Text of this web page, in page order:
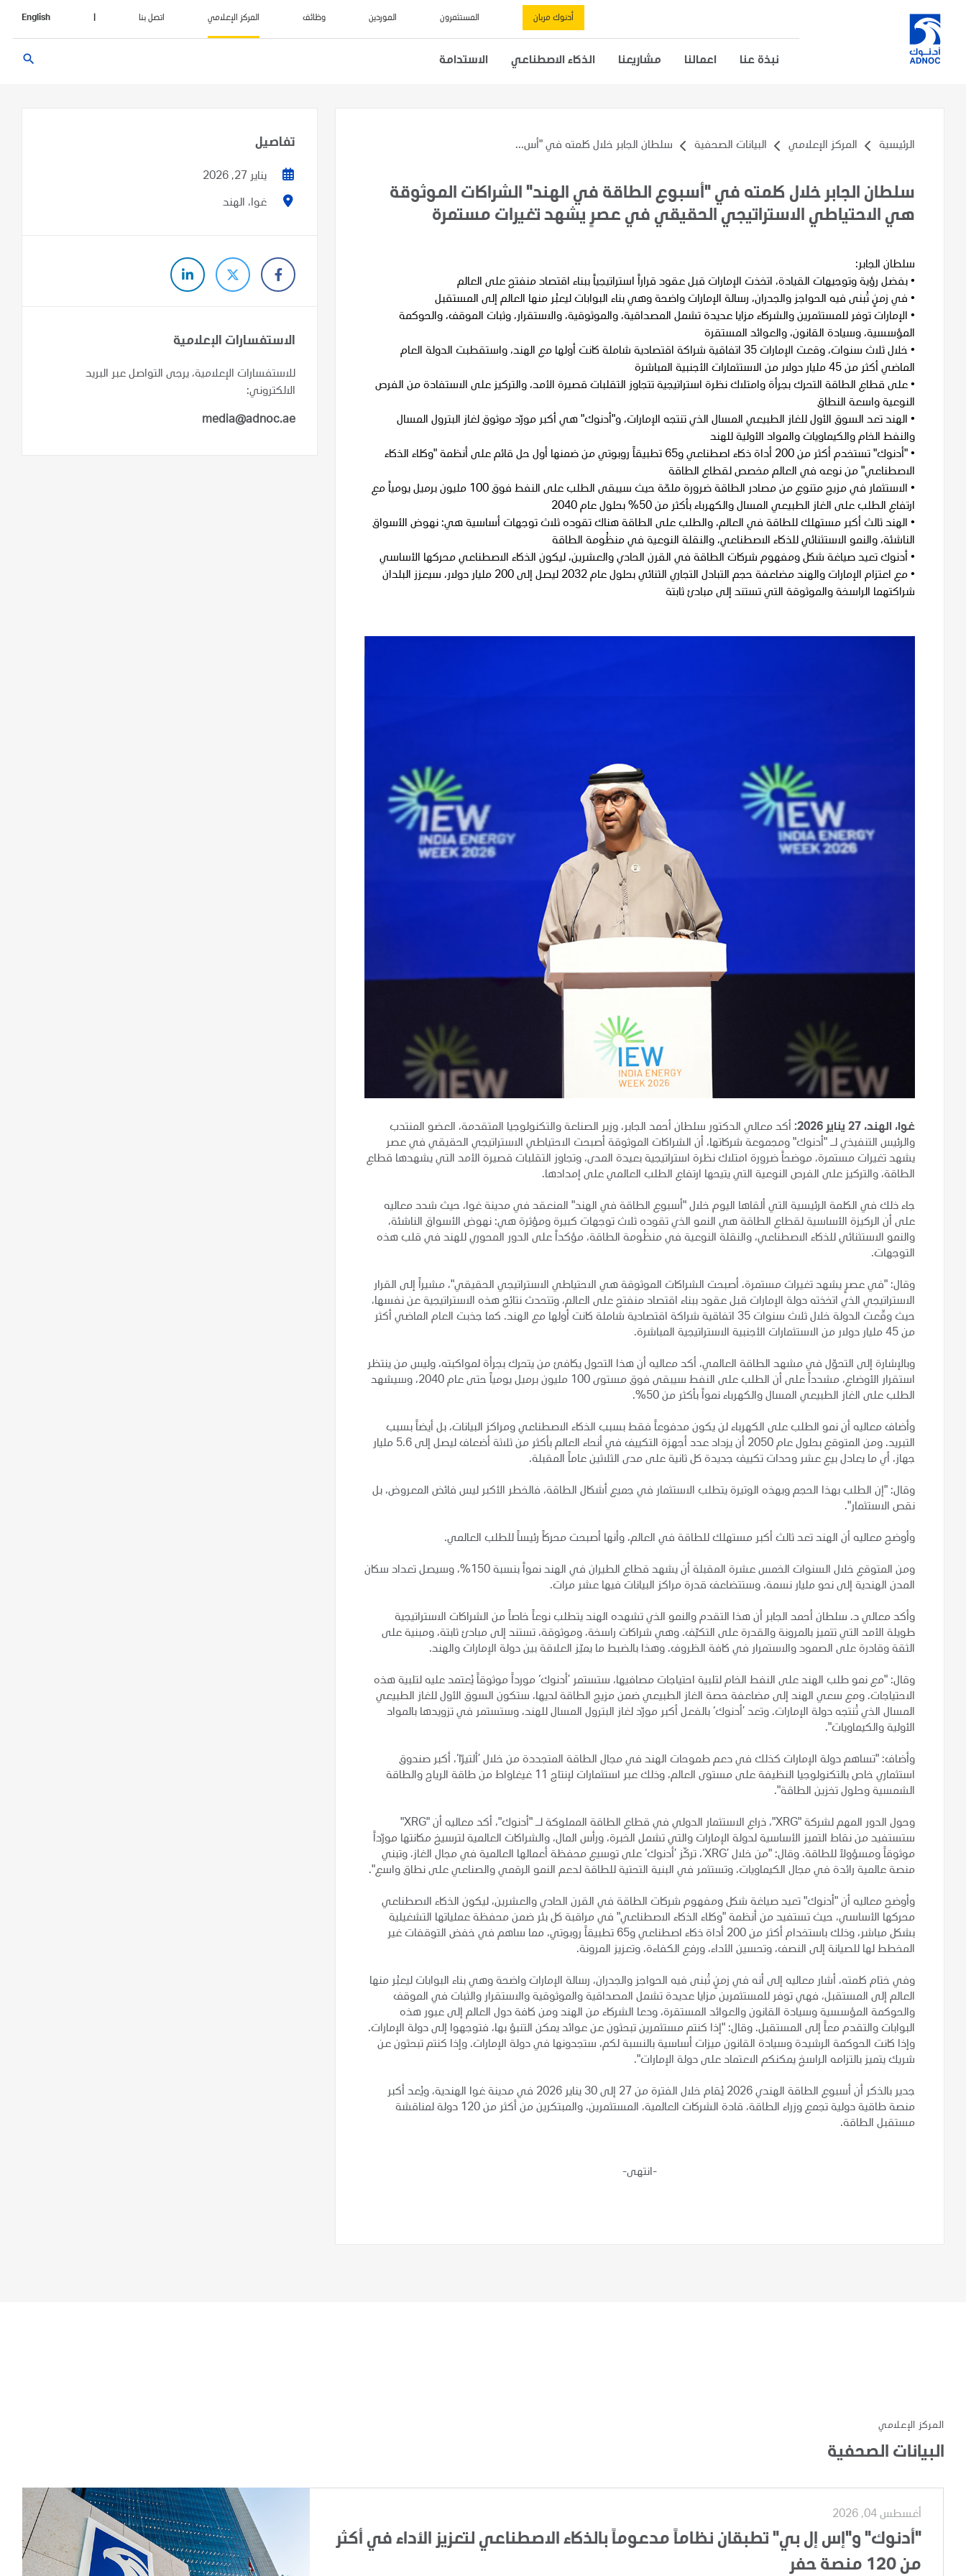
أدنوك مربان المستثمرون الموردين وظائف المركز الإعلامي اتصل بنا English
نبذة عنا اعمالنا مشاريعنا الذكاء الاصطناعي الاستدامة search
الرئيسية المركز الإعلامي البيانات الصحفية سلطان الجابر خلال كلمته في "أس...
سلطان الجابر خلال كلمته في "أسبوع الطاقة في الهند" الشراكات الموثوقة
هي الاحتياطي الاستراتيجي الحقيقي في عصرٍ يشهد تغيرات مستمرة
سلطان الجابر:
• بفضل رؤية وتوجيهات القيادة، اتخذت الإمارات قبل عقود قراراً استراتيجياً ببناء اقتصاد منفتح على العالم
• في زمنٍ تُبنى فيه الحواجز والجدران، رسالة الإمارات واضحة وهي بناء البوابات ليعبُر منها العالم إلى المستقبل
• الإمارات توفر للمستثمرين والشركاء مزايا عديدة تشمل المصداقية، والموثوقية، والاستقرار، وثبات الموقف، والحوكمة
المؤسسية، وسيادة القانون، والعوائد المستقرة
•
خلال ثلاث سنوات، وقعت الإمارات 35 اتفاقية شراكة اقتصادية شاملة كانت أولها مع الهند، واستقطبت الدولة العام
الماضي أكثر من 45 مليار دولار من الاستثمارات الأجنبية المباشرة
• على قطاع الطاقة التحرك بجرأة وامتلاك نظرة استراتيجية تتجاوز التقلبات قصيرة الأمد، والتركيز على الاستفادة من الفرص
النوعية واسعة النطاق
• الهند تعد السوق الأول للغاز الطبيعي المسال الذي تنتجه الإمارات، و"أدنوك" هي أكبر مورّد موثوق لغاز البترول المسال
والنفط الخام والكيماويات والمواد الأولية للهند
•
"أدنوك" تستخدم أكثر من 200 أداة ذكاء اصطناعي و65 تطبيقاً روبوتي من ضمنها أول حل قائم على أنظمة "وكلاء الذكاء
الاصطناعي" من نوعه في العالم مخصص لقطاع الطاقة
•
الاستثمار في مزيج متنوع من مصادر الطاقة ضرورة ملحّة حيث سيبقى الطلب على النفط فوق 100 مليون برميل يومياً مع
ارتفاع الطلب على الغاز الطبيعي المسال والكهرباء بأكثر من 50% بحلول عام 2040
• الهند ثالث أكبر مستهلك للطاقة في العالم، والطلب على الطاقة هناك تقوده ثلاث توجهات أساسية هي: نهوض الأسواق
الناشئة، والنمو الاستثنائي للذكاء الاصطناعي، والنقلة النوعية في منظُومة الطاقة
• أدنوك تعيد صياغة شكل ومفهوم شركات الطاقة في القرن الحادي والعشرين، ليكون الذكاء الاصطناعي محركها الأساسي
•
مع اعتزام الإمارات والهند مضاعفة حجم التبادل التجاري الثنائي بحلول عام 2032 ليصل إلى 200 مليار دولار، سيعزز البلدان
شراكتهما الراسخة والموثوقة التي تستند إلى مبادئ ثابتة
غوا، الهند، 27 يناير 2026:
أكد معالي الدكتور سلطان أحمد الجابر، وزير الصناعة والتكنولوجيا المتقدمة، العضو المنتدب
والرئيس التنفيذي لـ "أدنوك" ومجموعة شركاتها، أن الشراكات الموثوقة أصبحت الاحتياطي الاستراتيجي الحقيقي في عصر
يشهد تغيرات مستمرة، موضحاً ضرورة امتلاك نظرة استراتيجية بعيدة المدى، وتجاوز التقلبات قصيرة الأمد التي يشهدها قطاع
الطاقة، والتركيز على الفرص النوعية التي يتيحها ارتفاع الطلب العالمي على إمدادها.
جاء ذلك في الكلمة الرئيسية التي ألقاها اليوم خلال "أسبوع الطاقة في الهند" المنعقد في مدينة غوا، حيث شدد معاليه
على أن الركيزة الأساسية لقطاع الطاقة هي النمو الذي تقوده ثلاث توجهات كبيرة ومؤثرة هي: نهوض الأسواق الناشئة،
والنمو الاستثنائي للذكاء الاصطناعي، والنقلة النوعية في منظُومة الطاقة، مؤكداً على الدور المحوري للهند في قلب هذه
التوجهات.
وقال: "في عصرٍ يشهد تغيرات مستمرة، أصبحت الشراكات الموثوقة هي الاحتياطي الاستراتيجي الحقيقي"، مشيراً إلى القرار
الاستراتيجي الذي اتخذته دولة الإمارات قبل عقود ببناء اقتصاد منفتح على العالم، وتتحدث نتائج هذه الاستراتيجية عن نفسها،
حيث وقّعت الدولة خلال ثلاث سنوات 35 اتفاقية شراكة اقتصادية شاملة كانت أولها مع الهند. كما جذبت العام الماضي أكثر
من 45 مليار دولار من الاستثمارات الأجنبية الاستراتيجية المباشرة.
وبالإشارة إلى التحوّل في مشهد الطاقة العالمي، أكد معاليه أن هذا التحول يكافئ من يتحرك بجرأة لمواكبته، وليس من ينتظر
استقرار الأوضاع، مشدداً على أن الطلب على النفط سيبقى فوق مستوى 100 مليون برميل يومياً حتى عام 2040، وسيشهد
الطلب على الغاز الطبيعي المسال والكهرباء نمواً بأكثر من 50%.
وأضاف معاليه أن نمو الطلب على الكهرباء لن يكون مدفوعاً فقط بسبب الذكاء الاصطناعي ومراكز البيانات، بل أيضاً بسبب
التبريد. ومن المتوقع بحلول عام 2050 أن يزداد عدد أجهزة التكييف في أنحاء العالم بأكثر من ثلاثة أضعاف ليصل إلى 5.6 مليار
جهاز، أي ما يعادل بيع عشر وحدات تكييف جديدة كل ثانية على مدى الثلاثين عاماً المقبلة.
وقال: "إن الطلب بهذا الحجم وبهذه الوتيرة يتطلب الاستثمار في جميع أشكال الطاقة، فالخطر الأكبر ليس فائض المعروض، بل
نقص الاستثمار".
وأوضح معاليه أن الهند تعد ثالث أكبر مستهلك للطاقة في العالم، وأنها أصبحت محركاً رئيساً للطلب العالمي.
ومن المتوقع خلال السنوات الخمس عشرة المقبلة أن يشهد قطاع الطيران في الهند نمواً بنسبة 150%، وسيصل تعداد سكان
المدن الهندية إلى نحو مليار نسمة، وستتضاعف قدرة مراكز البيانات فيها عشر مرات.
وأكد معالي د. سلطان أحمد الجابر أن هذا التقدم والنمو الذي تشهده الهند يتطلب نوعاً خاصاً من الشراكات الاستراتيجية
طويلة الأمد التي تتميز بالمرونة والقدرة على التكيّف. وهي شراكات راسخة، وموثوقة، تستند إلى مبادئ ثابتة، ومبنية على
الثقة وقادرة على الصمود والاستمرار في كافة الظروف. وهذا بالضبط ما يميّز العلاقة بين دولة الإمارات والهند.
وقال: "مع نمو طلب الهند على النفط الخام لتلبية احتياجات مصافيها، ستستمر ’أدنوك‘ مورداً موثوقاً يُعتمد عليه لتلبية هذه
الاحتياجات. ومع سعي الهند إلى مضاعفة حصة الغاز الطبيعي ضمن مزيج الطاقة لديها، ستكون السوق الأول للغاز الطبيعي
المسال الذي تُنتجه دولة الإمارات. وتعد ’أدنوك‘ بالفعل أكبر مورّد لغاز البترول المسال للهند، وستستمر في تزويدها بالمواد
الأولية والكيماويات".
وأضاف: "تساهم دولة الإمارات كذلك في دعم طموحات الهند في مجال الطاقة المتجددة من خلال ’ألتيرّا‘، أكبر صندوق
استثماري خاص بالتكنولوجيا النظيفة على مستوى العالم، وذلك عبر استثمارات لإنتاج 11 غيغاواط من طاقة الرياح والطاقة
الشمسية وحلول تخزين الطاقة".
وحول الدور المهم لشركة "XRG"، ذراع الاستثمار الدولي في قطاع الطاقة المملوكة لـ "أدنوك"، أكد معاليه أن "XRG"
ستستفيد من نقاط التميز الأساسية لدولة الإمارات والتي تشمل الخبرة، ورأس المال، والشراكات العالمية لترسيخ مكانتها مورّداً
موثوقاً ومسؤولاً للطاقة. وقال: "من خلال ’XRG‘، تركّز ’أدنوك‘ على توسيع محفظة أعمالها العالمية في مجال الغاز، وتبني
منصة عالمية رائدة في مجال الكيماويات، وتستثمر في البنية التحتية للطاقة لدعم النمو الرقمي والصناعي على نطاق واسع".
وأوضح معاليه أن "أدنوك" تعيد صياغة شكل ومفهوم شركات الطاقة في القرن الحادي والعشرين، ليكون الذكاء الاصطناعي
محركها الأساسي، حيث تستفيد من أنظمة "وكلاء الذكاء الاصطناعي" في مراقبة كل بئر ضمن محفظة عملياتها التشغيلية
بشكل مباشر، وذلك باستخدام أكثر من 200 أداة ذكاء اصطناعي و65 تطبيقاً روبوتي، مما ساهم في خفض التوقفات غير
المخطط لها للصيانة إلى النصف، وتحسين الأداء، ورفع الكفاءة، وتعزيز المرونة.
وفي ختام كلمته، أشار معاليه إلى أنه في زمنٍ تُبنى فيه الحواجز والجدران، رسالة الإمارات واضحة وهي بناء البوابات ليعبُر منها
العالم إلى المستقبل، فهي توفر للمستثمرين مزايا عديدة تشمل المصداقية والموثوقية والاستقرار والثبات في الموقف
والحوكمة المؤسسية وسيادة القانون والعوائد المستقرة، ودعا الشركاء من الهند ومن كافة دول العالم إلى عبور هذه
البوابات والتقدم معاً إلى المستقبل. وقال: "إذا كنتم مستثمرين تبحثون عن عوائد يمكن التنبؤ بها، فتوجهوا إلى دولة الإمارات.
وإذا كانت الحوكمة الرشيدة وسيادة القانون ميزات أساسية بالنسبة لكم، ستجدونها في دولة الإمارات. وإذا كنتم تبحثون عن
شريك يتميز بالتزامه الراسخ يمكنكم الاعتماد على دولة الإمارات".
جدير بالذكر أن أسبوع الطاقة الهندي 2026 يُقام خلال الفترة من 27 إلى 30 يناير 2026 في مدينة غوا الهندية، ويُعد أكبر
منصة طاقية دولية تجمع وزراء الطاقة، قادة الشركات العالمية، المستثمرين، والمبتكرين من أكثر من 120 دولة لمناقشة
مستقبل الطاقة.
-انتهى-
تفاصيل
يناير 27, 2026
غوا، الهند
الاستفسارات الإعلامية
للاستفسارات الإعلامية، يرجى التواصل عبر البريد
الالكتروني:
media@adnoc.ae
المركز الإعلامي
البيانات الصحفية
أغسطس 04, 2026
"أدنوك" و"إس إل بي" تطبقان نظاماً مدعوماً بالذكاء الاصطناعي لتعزيز الأداء في أكثر
من 120 منصة حفر